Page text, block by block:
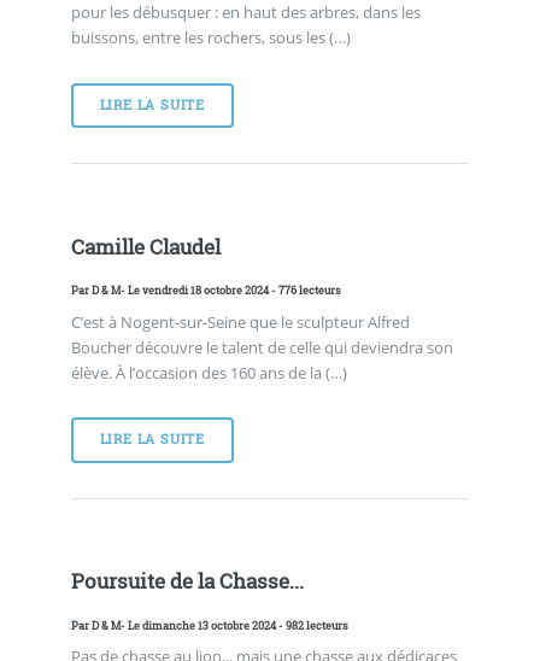
pour les débusquer : en haut des arbres, dans les
buissons, entre les rochers, sous les (…)
LIRE LA SUITE
Camille Claudel
ParD & M- Le vendredi 18 octobre 2024 - 776 lecteurs
C’est à Nogent-sur-Seine que le sculpteur Alfred
Boucher découvre le talent de celle qui deviendra son
élève. À l’occasion des 160 ans de la (…)
LIRE LA SUITE
Poursuite de la Chasse...
ParD & M- Le dimanche 13 octobre 2024 - 982 lecteurs
Pas de chasse au lion... mais une chasse aux dédicaces